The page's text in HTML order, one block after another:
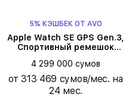
5% КЭШБЕК ОТ AVO
Apple Watch SE GPS Gen.3,
Спортивный ремешок
Starlight
4 299 000 сумов
от 313 469 сумов/мес. на
24 мес.